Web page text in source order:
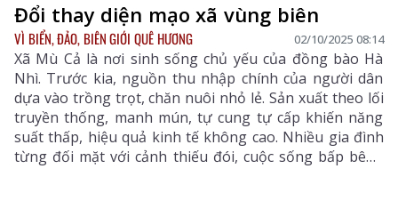
Đổi thay diện mạo xã vùng biên
VÌ BIỂN, ĐẢO, BIÊN GIỚI QUÊ HƯƠNG 02/10/2025 08:14
Xã Mù Cả là nơi sinh sống chủ yếu của đồng bào Hà
Nhì. Trước kia, nguồn thu nhập chính của người dân
dựa vào trồng trọt, chăn nuôi nhỏ lẻ. Sản xuất theo lối
truyền thống, manh mún, tự cung tự cấp khiến năng
suất thấp, hiệu quả kinh tế không cao. Nhiều gia đình
từng đối mặt với cảnh thiếu đói, cuộc sống bấp bênh